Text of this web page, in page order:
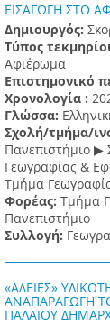
ΕΙΣΑΓΩΓΗ ΣΤΟ
Δημιουργός:
Τύπος
Αφιέρωμα
Επιστημονικό
Χρονολογία :
Γλώσσα:
Σχολή/τμήμα/
Πανεπιστήμιο ▶
Γεωγραφίας &
Τμήμα
Φορέας: Τμήμα
Πανεπιστήμιο
Συλλογή:
«ΑΔΕΙΕΣ»
ΑΝΑΠΑΡΑΓΩΓΗ
ΠΑΛΑΙΟΥ